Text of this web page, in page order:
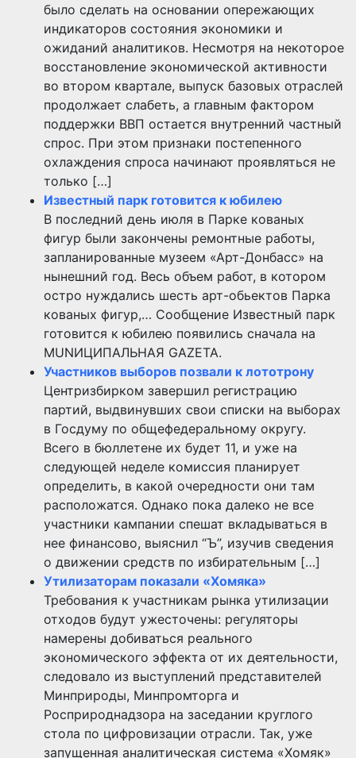
было сделать на основании опережающих
индикаторов состояния экономики и
ожиданий аналитиков. Несмотря на некоторое
восстановление экономической активности
во втором квартале, выпуск базовых отраслей
продолжает слабеть, а главным фактором
поддержки ВВП остается внутренний частный
спрос. При этом признаки постепенного
охлаждения спроса начинают проявляться не
только […]
Известный парк готовится к юбилею
В последний день июля в Парке кованых
фигур были закончены ремонтные работы,
запланированные музеем «Арт-Донбасс» на
нынешний год. Весь объем работ, в котором
остро нуждались шесть арт-обьектов Парка
кованых фигур,… Сообщение Известный парк
готовится к юбилею появились сначала на
MUNИЦИПАЛЬНАЯ GAZЕТА.
Участников выборов позвали к лототрону
Центризбирком завершил регистрацию
партий, выдвинувших свои списки на выборах
в Госдуму по общефедеральному округу.
Всего в бюллетене их будет 11, и уже на
следующей неделе комиссия планирует
определить, в какой очередности они там
расположатся. Однако пока далеко не все
участники кампании спешат вкладываться в
нее финансово, выяснил “Ъ”, изучив сведения
о движении средств по избирательным […]
Утилизаторам показали «Хомяка»
Требования к участникам рынка утилизации
отходов будут ужесточены: регуляторы
намерены добиваться реального
экономического эффекта от их деятельности,
следовало из выступлений представителей
Минприроды, Минпромторга и
Росприроднадзора на заседании круглого
стола по цифровизации отрасли. Так, уже
запущенная аналитическая система «Хомяк»